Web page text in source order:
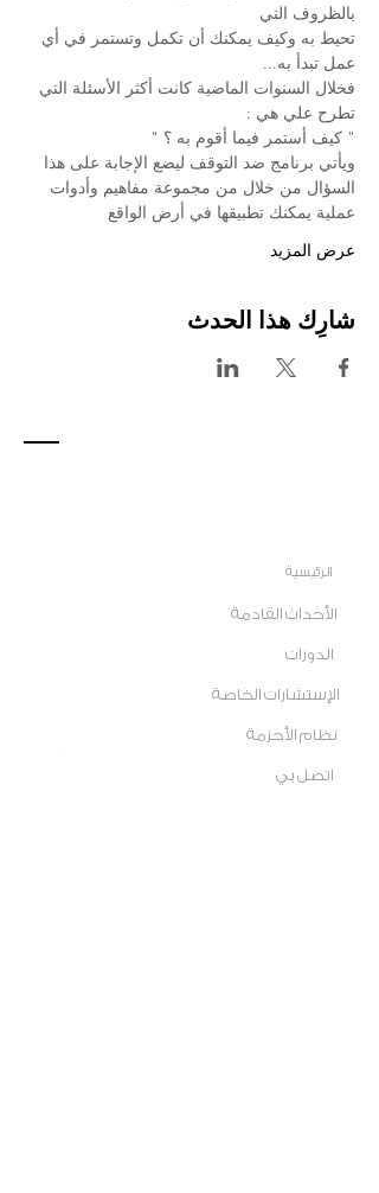
بالظروف التي
تحيط به وكيف يمكنك أن تكمل وتستمر في أي
عمل تبدأ به...
فخلال السنوات الماضية كانت أكثر الأسئلة التي
تطرح علي هي :
" كيف أستمر فيما أقوم به ؟ "
ويأتي برنامج ضد التوقف ليضع الإجابة على هذا
السؤال من خلال من مجموعة مفاهيم وأدوات
عملية يمكنك تطبيقها في أرض الواقع
عرض المزيد
شارِك هذا الحدث
الرئيسية
الأحداث القادمة
الدورات
الإستشارات الخاصة
نظام الأحزمة
اتصل بي